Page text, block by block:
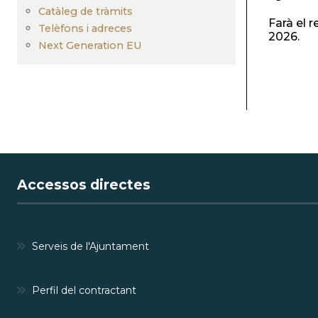
Catàleg de tràmits
Telèfons i adreces
Next Generation EU
Farà el
2026.
Accessos directes
Serveis de l'Ajuntament
Perfil del contractant